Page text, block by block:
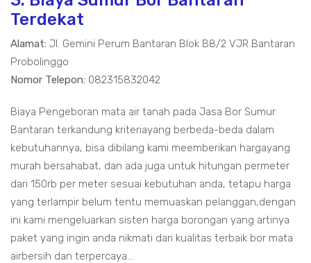
Terdekat
Alamat: Jl. Gemini Perum Bantaran Blok B8/2 VJR Bantaran
Probolinggo
Nomor Telepon: 082315832042
Biaya Pengeboran mata air tanah pada Jasa Bor Sumur
Bantaran terkandung kriteriayang berbeda-beda dalam
kebutuhannya, bisa dibilang kami meemberikan hargayang
murah bersahabat, dan ada juga untuk hitungan permeter
dari 150rb per meter sesuai kebutuhan anda, tetapu harga
yang terlampir belum tentu memuaskan pelanggan,dengan
ini kami mengeluarkan sisten harga borongan yang artinya
paket yang ingin anda nikmati dari kualitas terbaik bor mata
airbersih dan terpercaya...